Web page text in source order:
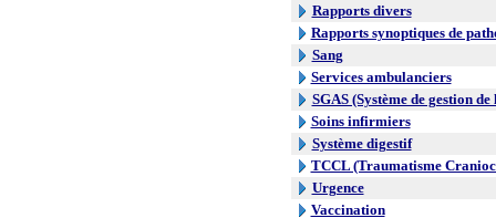
Rapports divers
Rapports synoptiques de
Sang
Services ambulanciers
SGAS (Système de gestion
Soins infirmiers
Système digestif
TCCL (Traumatisme
Urgence
Vaccination